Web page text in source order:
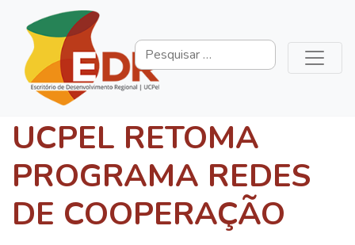
UCPEL RETOMA
PROGRAMA REDES
DE COOPERAÇÃO